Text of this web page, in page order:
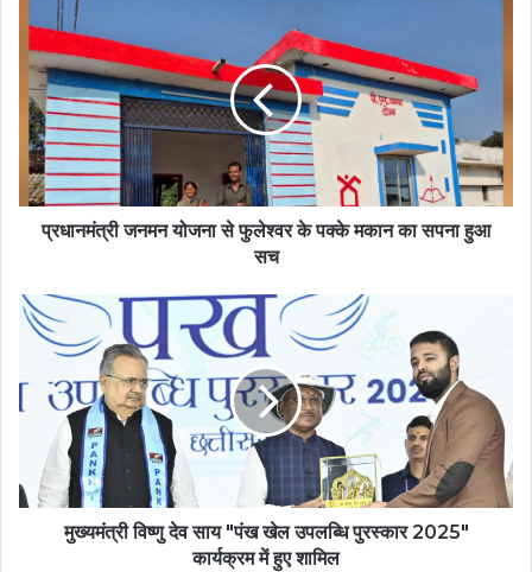
प्रधानमंत्री जनमन योजना से फुलेश्वर के पक्के मकान का सपना हुआ
सच
मुख्यमंत्री विष्णु देव साय "पंख खेल उपलब्धि पुरस्कार 2025"
कार्यक्रम में हुए शामिल